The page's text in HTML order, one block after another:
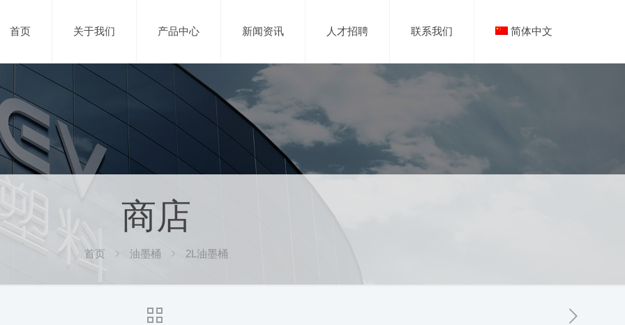
首页 关于我们 产品中心 新闻资讯 人才招聘 联系我们 简体中文
商店
首页 油墨桶 2L油墨桶